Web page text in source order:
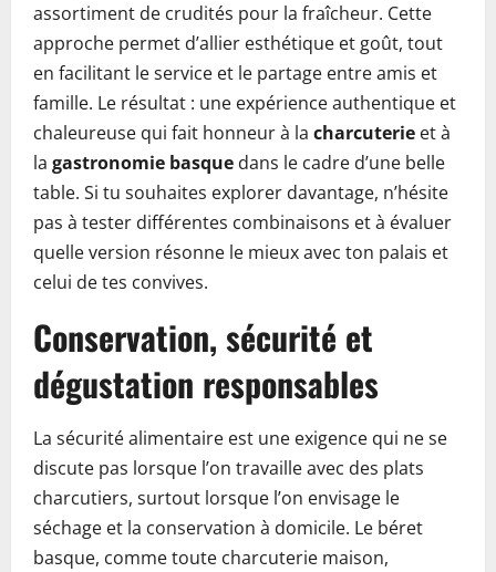
assortiment de crudités pour la fraîcheur. Cette
approche permet d’allier esthétique et goût, tout
en facilitant le service et le partage entre amis et
famille. Le résultat : une expérience authentique et
chaleureuse qui fait honneur à la charcuterie et à
la gastronomie basque dans le cadre d’une belle
table. Si tu souhaites explorer davantage, n’hésite
pas à tester différentes combinaisons et à évaluer
quelle version résonne le mieux avec ton palais et
celui de tes convives.
Conservation, sécurité et
dégustation responsables
La sécurité alimentaire est une exigence qui ne se
discute pas lorsque l’on travaille avec des plats
charcutiers, surtout lorsque l’on envisage le
séchage et la conservation à domicile. Le béret
basque, comme toute charcuterie maison,